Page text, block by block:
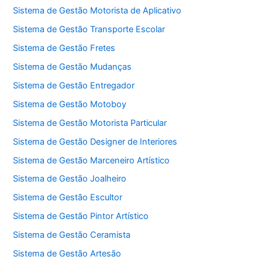
Sistema de Gestão Motorista de Aplicativo
Sistema de Gestão Transporte Escolar
Sistema de Gestão Fretes
Sistema de Gestão Mudanças
Sistema de Gestão Entregador
Sistema de Gestão Motoboy
Sistema de Gestão Motorista Particular
Sistema de Gestão Designer de Interiores
Sistema de Gestão Marceneiro Artístico
Sistema de Gestão Joalheiro
Sistema de Gestão Escultor
Sistema de Gestão Pintor Artístico
Sistema de Gestão Ceramista
Sistema de Gestão Artesão